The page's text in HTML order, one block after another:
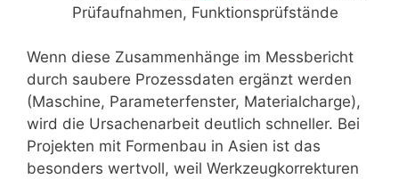
Prüfaufnahmen, Funktionsprüfstände
Wenn diese Zusammenhänge im Messbericht
durch saubere Prozessdaten ergänzt werden
(Maschine, Parameterfenster, Materialcharge),
wird die Ursachenarbeit deutlich schneller. Bei
Projekten mit Formenbau in Asien ist das
besonders wertvoll, weil Werkzeugkorrekturen